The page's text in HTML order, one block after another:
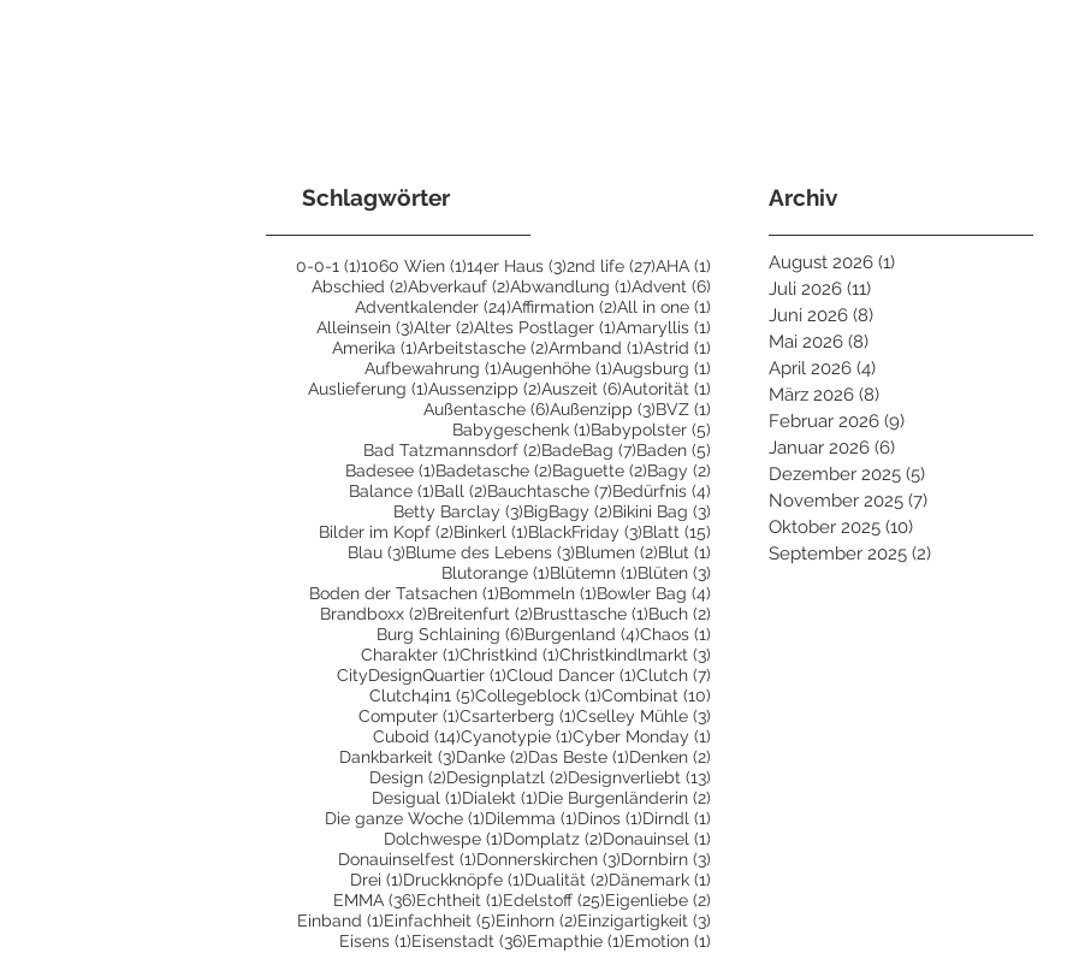
Schlagwörter
0-0-1 (1)1 Beitrag
1060 Wien (1)1 Beitrag
14er Haus (3)3 Beiträge
2nd life (27)27 Beiträge
AHA (1) 1 Beitrag
Abschied (2)2 Beiträge
Abverkauf (2)2 Beiträge
Abwandlung (1)1 Beitrag
Advent (6) 6 Beiträge
Adventkalender (24)24 Beiträge
Affirmation (2)2 Beiträge
All in one (1) 1 Beitrag
Alleinsein (3)3 Beiträge
Alter (2)2 Beiträge
Altes Postlager (1)1 Beitrag
Amaryllis (1) 1 Beitrag
Amerika (1)1 Beitrag
Arbeitstasche (2)2 Beiträge
Armband (1)1 Beitrag
Astrid (1) 1 Beitrag
Aufbewahrung (1)1 Beitrag
Augenhöhe (1)1 Beitrag
Augsburg (1) 1 Beitrag
Auslieferung (1)1 Beitrag
Aussenzipp (2)2 Beiträge
Auszeit (6)6 Beiträge
Autorität (1) 1 Beitrag
Außentasche (6)6 Beiträge
Außenzipp (3)3 Beiträge
BVZ (1)
Babygeschenk (1)1 Beitrag
Babypolster (5) 5 Beiträge
Bad Tatzmannsdorf (2)2 Beiträge
BadeBag (7)7 Beiträge
Baden (5) 5 Beiträge
Badesee (1)1 Beitrag
Badetasche (2)2 Beiträge
Baguette (2)2 Beiträge
Bagy (2) 2 Beiträge
Balance (1)1 Beitrag
Ball (2)2 Beiträge
Bauchtasche (7)7 Beiträge
Bedürfnis (4) 4 Beiträge
Betty Barclay (3)3 Beiträge
BigBagy (2)2 Beiträge
Bikini Bag (3) 3 Beiträge
Bilder im Kopf (2)2 Beiträge
Binkerl (1)1 Beitrag
BlackFriday (3)3 Beiträge
Blatt (15) 15 Beiträge
Blau (3)3 Beiträge
Blume des Lebens (3)3 Beiträge
Blumen (2)2 Beiträge
Blut (1) 1 Beitrag
Blutorange (1)1 Beitrag
Blütemn (1)1 Beitrag
Blüten (3)
Boden der Tatsachen (1)1 Beitrag
Bommeln (1)1 Beitrag
Bowler Bag (4)
Brandboxx (2)2 Beiträge
Breitenfurt (2)2 Beiträge
Brusttasche (1)1 Beitrag
Buch (2)
Burg Schlaining (6)6 Beiträge
Burgenland (4)4 Beiträge
Chaos (1)
Charakter (1)1 Beitrag
Christkind (1)1 Beitrag
Christkindlmarkt (3)
CityDesignQuartier (1)1 Beitrag
Cloud Dancer (1)1 Beitrag
Clutch (7)
Clutch4in1 (5)5 Beiträge
Collegeblock (1)1 Beitrag
Combinat (10)
Computer (1)1 Beitrag
Csarterberg (1)1 Beitrag
Cselley Mühle (3)
Cuboid (14)14 Beiträge
Cyanotypie (1)1 Beitrag
Cyber Monday (1)
Dankbarkeit (3)3 Beiträge
Danke (2)2 Beiträge
Das Beste (1)1 Beitrag
Denken (2)
Design (2)2 Beiträge
Designplatzl (2)2 Beiträge
Designverliebt (13)
Desigual (1)1 Beitrag
Dialekt (1)1 Beitrag
Die Burgenländerin (2)
Die ganze Woche (1)1 Beitrag
Dilemma (1)1 Beitrag
Dinos (1)1 Beitrag
Dirndl (1)
Dolchwespe (1)1 Beitrag
Domplatz (2)2 Beiträge
Donauinsel (1)
Donauinselfest (1)1 Beitrag
Donnerskirchen (3)3 Beiträge
Dornbirn (3)
Drei (1)1 Beitrag
Druckknöpfe (1)1 Beitrag
Dualität (2)2 Beiträge
Dänemark (1)
EMMA (36)36 Beiträge
Echtheit (1)1 Beitrag
Edelstoff (25)25 Beiträge
Eigenliebe (2)
Einband (1)1 Beitrag
Einfachheit (5)5 Beiträge
Einhorn (2)2 Beiträge
Einzigartigkeit (3)
Eisens (1)1 Beitrag
Eisenstadt (36)36 Beiträge
Emapthie (1)1 Beitrag
Emotion (1)
Archiv
August 2026 (1)
Juli 2026 (11)
Juni 2026 (8)
Mai 2026 (8)
April 2026 (4)
März 2026 (8)
Februar 2026 (9)
Januar 2026 (6)
Dezember 2025 (5)
November 2025 (7)
Oktober 2025 (10)
September 2025 (2)